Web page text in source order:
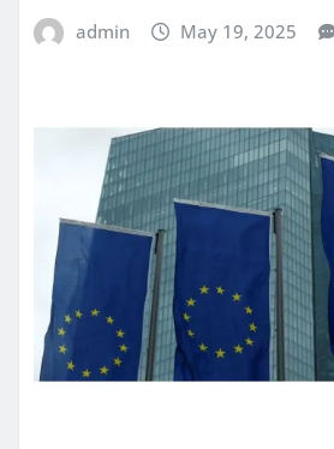
admin May 19, 2025